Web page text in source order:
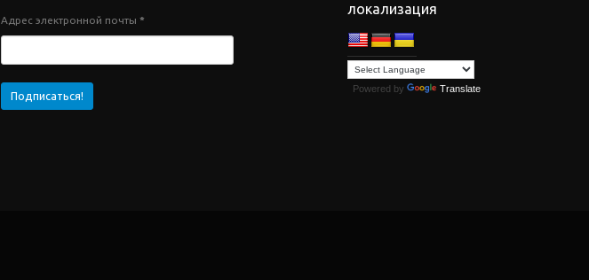
Адрес электронной почты *
локализация
Powered by Translate